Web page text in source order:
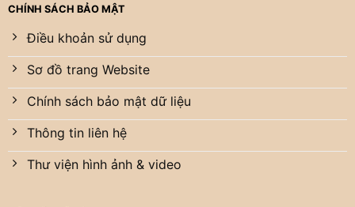
CHÍNH SÁCH BẢO MẬT
Điều khoản sử dụng
Sơ đồ trang Website
Chính sách bảo mật dữ liệu
Thông tin liên hệ
Thư viện hình ảnh & video